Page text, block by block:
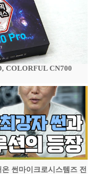
COLORFUL CN700
썬마이크로시스템즈 전